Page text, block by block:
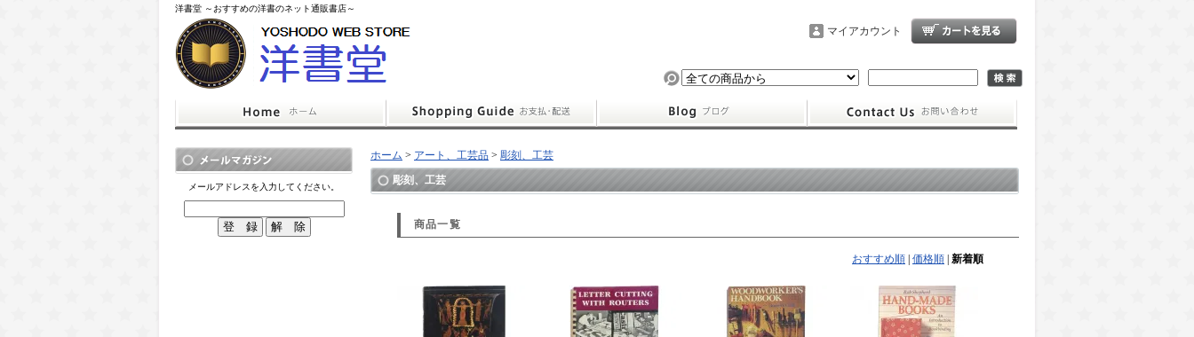
洋書堂 ～おすすめの洋書のネット通販書店～
マイアカウント
メールアドレスを入力してください。
ホーム > アート、工芸品 > 彫刻、工芸
彫刻、工芸
商品一覧
おすすめ順 価格順 新着順